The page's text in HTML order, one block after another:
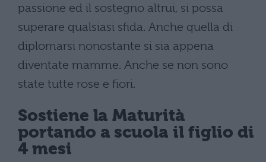
passione ed il sostegno altrui, si possa
superare qualsiasi sfida. Anche quella di
diplomarsi nonostante si sia appena
diventate mamme. Anche se non sono
state tutte rose e fiori.
Sostiene la Maturità
portando a scuola il figlio di
4 mesi